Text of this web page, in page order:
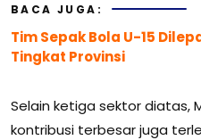
BACA JUGA:
Tim Sepak Bola U-15
Tingkat Provinsi
Selain ketiga sektor diatas,
kontribusi terbesar juga